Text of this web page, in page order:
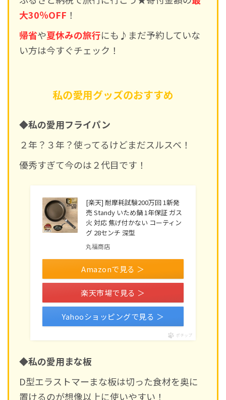
大30％OFF ！
帰省や夏休みの旅行にも♪まだ予約していな
い方は今すぐチェック！
私の愛用グッズのおすすめ
◆私の愛用フライパン
２年？３年？使ってるけどまだスルスベ！
優秀すぎて今のは２代目です！
[楽天] 耐摩耗試験200万回 1新発
売 Standy いため鍋 1年保証 ガス
火 対応 焦げ付かない コーティン
グ 28センチ 深型
丸福商店
Amazonで見る ＞
楽天市場で見る ＞
Yahooショッピングで見る ＞
ポチップ
◆私の愛用まな板
D型エラストマーまな板は切った食材を奥に
置けるのが想像以上に使いやすい！